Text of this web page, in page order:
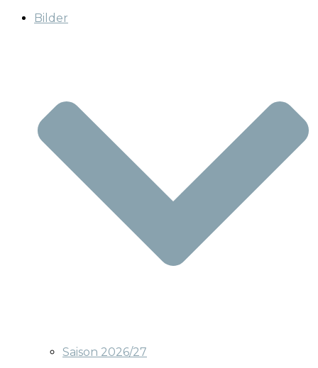
Bilder
Saison 2026/27